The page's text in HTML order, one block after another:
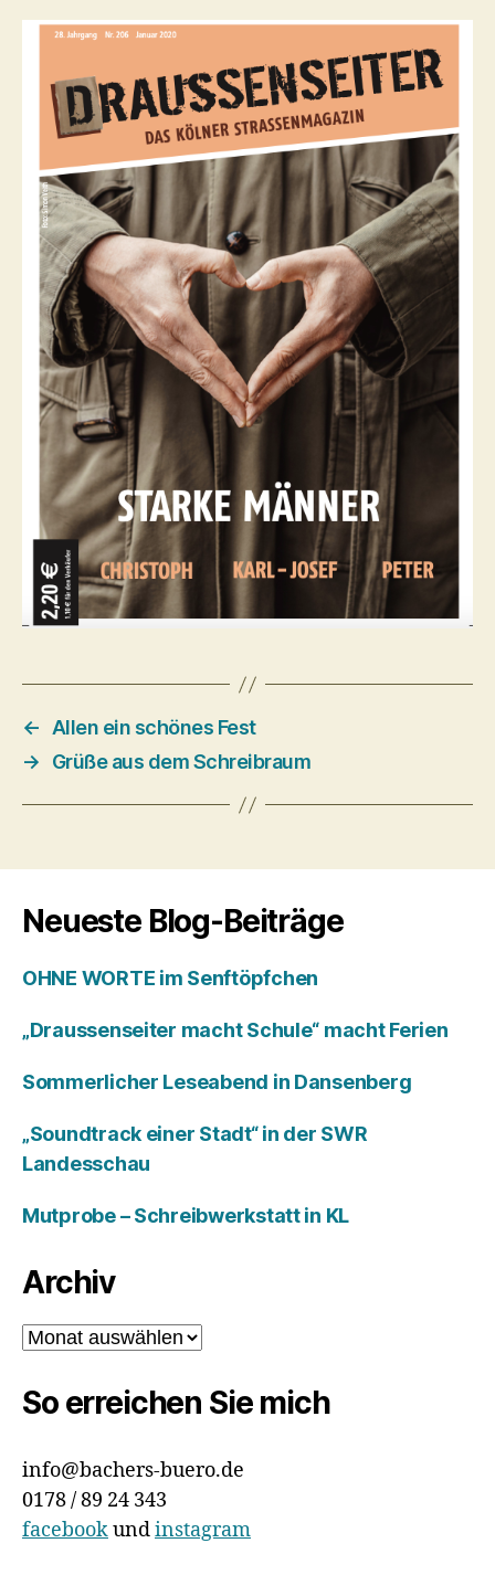
← Allen ein schönes Fest
→
Grüße aus dem Schreibraum
Neueste Blog-Beiträge
OHNE WORTE im Senftöpfchen
„Draussenseiter macht Schule“ macht Ferien
Sommerlicher Leseabend in Dansenberg
„Soundtrack einer Stadt“ in der SWR
Landesschau
Mutprobe – Schreibwerkstatt in KL
Archiv
Archiv
So erreichen Sie mich
info@bachers-buero.de
0178 / 89 24 343
facebookundinstagram